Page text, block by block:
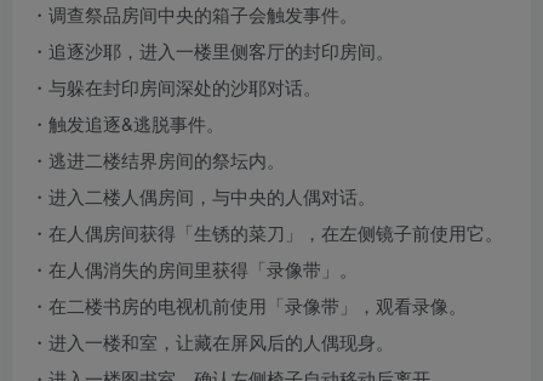
・调查祭品房间中央的箱子会触发事件。
・追逐沙耶，进入一楼里侧客厅的封印房间。
・与躲在封印房间深处的沙耶对话。
・触发追逐&逃脱事件。
・逃进二楼结界房间的祭坛内。
・进入二楼人偶房间，与中央的人偶对话。
・在人偶房间获得「生锈的菜刀」，在左侧镜子前使用它。
・在人偶消失的房间里获得「录像带」。
・在二楼书房的电视机前使用「录像带」，观看录像。
・进入一楼和室，让藏在屏风后的人偶现身。